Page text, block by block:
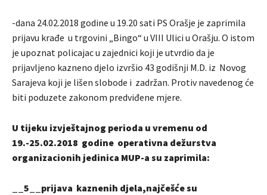
-dana 24.02.2018 godine u 19.20 sati PS Orašje je zaprimila
prijavu krađe u trgovini „Bingo“ u VIII Ulici u Orašju. O istom
je upoznat policajac u zajednici koji je utvrdio da je
prijavljeno kazneno djelo izvršio 43 godišnji M.D. iz Novog
Sarajeva koji je lišen slobode i zadržan. Protiv navedenog će
biti poduzete zakonom predviđene mjere.
U tijeku izvještajnog perioda u vremenu od
19.-25.02.2018 godine operativna dežurstva
organizacionih jedinica MUP-a su zaprimila:
__5__prijava kaznenih djela,najčešće su